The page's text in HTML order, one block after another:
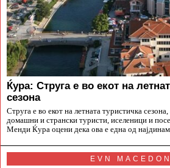
Ќура: Струга е во екот на
сезона
Струга е во екот на летната туристичка
домашни и странски туристи, иселеници и
Менди Ќура оцени дека ова е една од
EVN